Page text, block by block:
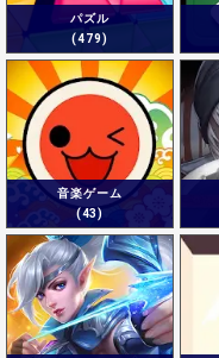
パズル
(479)
音楽ゲーム
(43)